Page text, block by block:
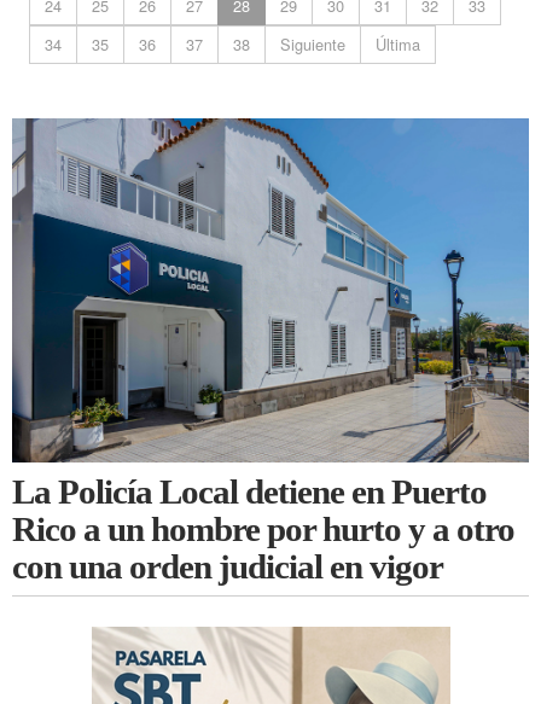
24
25 26 27 28 29 30 31 32
33
34
35 36 37 38 Siguiente Última
La Policía Local detiene en Puerto
Rico a un hombre por hurto y a otro
con una orden judicial en vigor